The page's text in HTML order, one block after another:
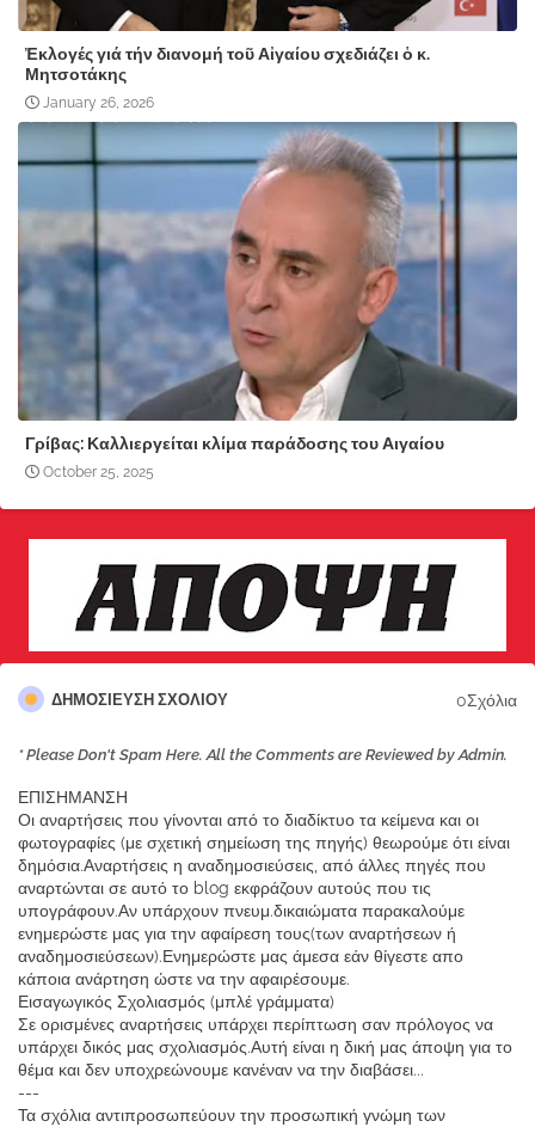
Ἐκλογές γιά τήν διανομή τοῦ Αἰγαίου σχεδιάζει ὁ κ.
Μητσοτάκης
January 26, 2026
Γρίβας: Καλλιεργείται κλίμα παράδοσης του Αιγαίου
October 25, 2025
ΔΗΜΟΣΊΕΥΣΗ ΣΧΟΛΊΟΥ 0Σχόλια
* Please Don't Spam Here. All the Comments are Reviewed by Admin.
ΕΠΙΣΗΜΑΝΣΗ
Οι αναρτήσεις που γίνονται από το διαδίκτυο τα κείμενα και οι
φωτογραφίες (με σχετική σημείωση της πηγής) θεωρούμε ότι είναι
δημόσια.Αναρτήσεις η αναδημοσιεύσεις, από άλλες πηγές που
αναρτώνται σε αυτό το blog εκφράζουν αυτούς που τις
υπογράφουν.Αν υπάρχουν πνευμ.δικαιώματα παρακαλούμε
ενημερώστε μας για την αφαίρεση τους(των αναρτήσεων ή
αναδημοσιεύσεων).Ενημερώστε μας άμεσα εάν θίγεστε απο
κάποια ανάρτηση ώστε να την αφαιρέσουμε.
Εισαγωγικός Σχολιασμός (μπλέ γράμματα)
Σε ορισμένες αναρτήσεις υπάρχει περίπτωση σαν πρόλογος να
υπάρχει δικός μας σχολιασμός.Αυτή είναι η δική μας άποψη για το
θέμα και δεν υποχρεώνουμε κανέναν να την διαβάσει...
---
Τα σχόλια αντιπροσωπεύουν την προσωπική γνώμη των